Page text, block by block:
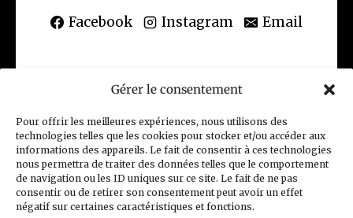
Gérer le consentement
Pour offrir les meilleures expériences, nous utilisons des
technologies telles que les cookies pour stocker et/ou accéder aux
informations des appareils. Le fait de consentir à ces technologies
nous permettra de traiter des données telles que le comportement
de navigation ou les ID uniques sur ce site. Le fait de ne pas
consentir ou de retirer son consentement peut avoir un effet
négatif sur certaines caractéristiques et fonctions.
Facebook Instagram Email
(CGV) Conditions générales de vente
Politique de confidentialité
Charte Club Privé
Contact
Politique de cookies (UE)